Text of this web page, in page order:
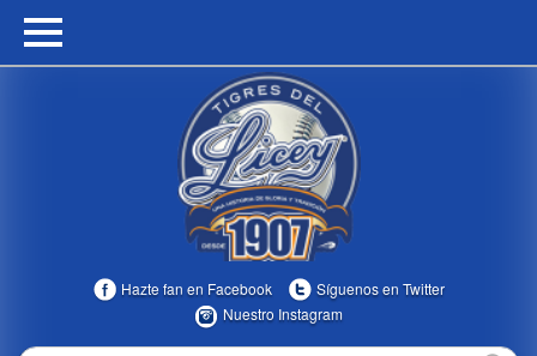
HOME
Hazte fan en Facebook
Síguenos en Twitter
Nuestro Instagram